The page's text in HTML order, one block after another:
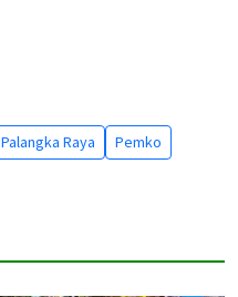
Palangka Raya
Pemko